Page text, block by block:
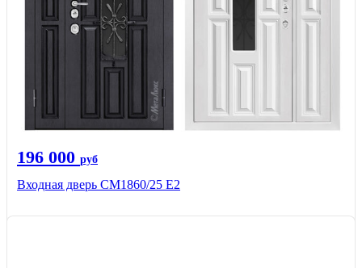
196 000 руб
Входная дверь СМ1860/25 Е2